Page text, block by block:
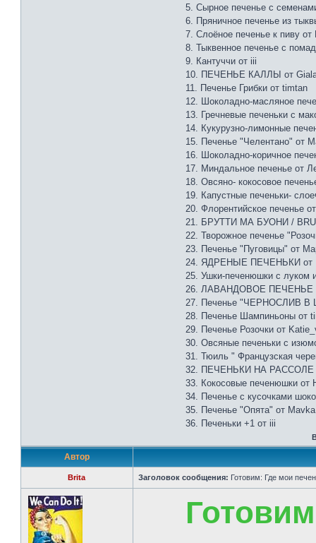
5. Сырное печенье с
6. Пряничное печенье из
7. Слоёное печенье к пиву от
8. Тыквенное печенье с
9. Кантуччи от iii
10. ПЕЧЕНЬЕ КАЛЛЫ от
11. Печенье Грибки от timtan
12. Шоколадно-масляное
13. Гречневые печеньки с
14. Кукурузно-лимонные
15. Печенье "Челентано" от
16. Шоколадно-коричное
17. Миндальное печенье от
18. Овсяно- кокосовое
19. Капустные печеньки-
20. Флорентийское печенье
21. БРУТТИ МА БУОНИ /
22. Творожное печенье
23. Печенье "Пуговицы" от
24. ЯДРЕНЫЕ ПЕЧЕНЬКИ от
25. Ушки-печенюшки с луком
26. ЛАВАНДОВОЕ ПЕЧЕНЬЕ
27. Печенье "ЧЕРНОСЛИВ
28. Печенье Шампиньоны от
29. Печенье Розочки от
30. Овсяные печеньки с
31. Тюиль " Французская
32. ПЕЧЕНЬКИ НА РАССОЛЕ
33. Кокосовые печенюшки от
34. Печенье с кусочками
35. Печенье "Опята" от
36. Печеньки +1 от iii
Автор
Brita Заголовок сообщения: Готовим: Где мои